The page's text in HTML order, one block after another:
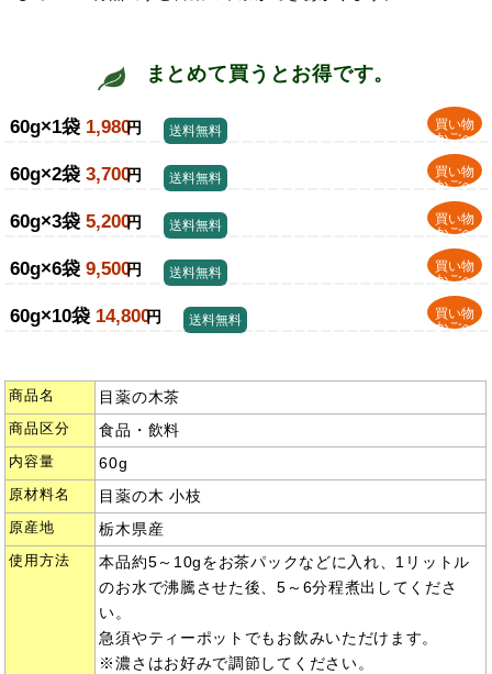
まとめて買うとお得です。
60g×1袋 1,980円
買い物
かごへ
送料無料
60g×2袋 3,700円
買い物
かごへ
送料無料
60g×3袋 5,200円
買い物
かごへ
送料無料
60g×6袋 9,500円
買い物
かごへ
送料無料
60g×10袋 14,800円
買い物
かごへ
送料無料
商品名 目薬の木茶
商品区分 食品・飲料
内容量 60g
原材料名 目薬の木 小枝
原産地 栃木県産
使用方法
本品約5～10gをお茶パックなどに入れ、1リットル
のお水で沸騰させた後、5～6分程煮出してくださ
い。
急須やティーポットでもお飲みいただけます。
※濃さはお好みで調節してください。